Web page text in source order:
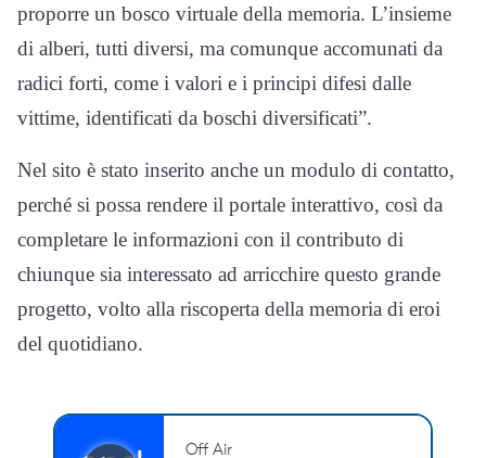
proporre un bosco virtuale della memoria. L’insieme
di alberi, tutti diversi, ma comunque accomunati da
radici forti, come i valori e i principi difesi dalle
vittime, identificati da boschi diversificati”.
Nel sito è stato inserito anche un modulo di contatto,
perché si possa rendere il portale interattivo, così da
completare le informazioni con il contributo di
chiunque sia interessato ad arricchire questo grande
progetto, volto alla riscoperta della memoria di eroi
del quotidiano.